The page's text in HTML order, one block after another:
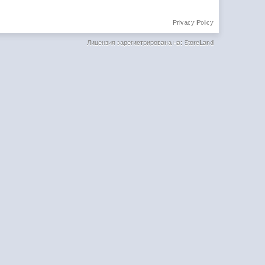
Privacy Policy
Лицензия зарегистрирована на: StoreLand